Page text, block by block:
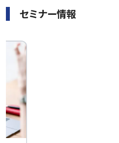
セミナー情報